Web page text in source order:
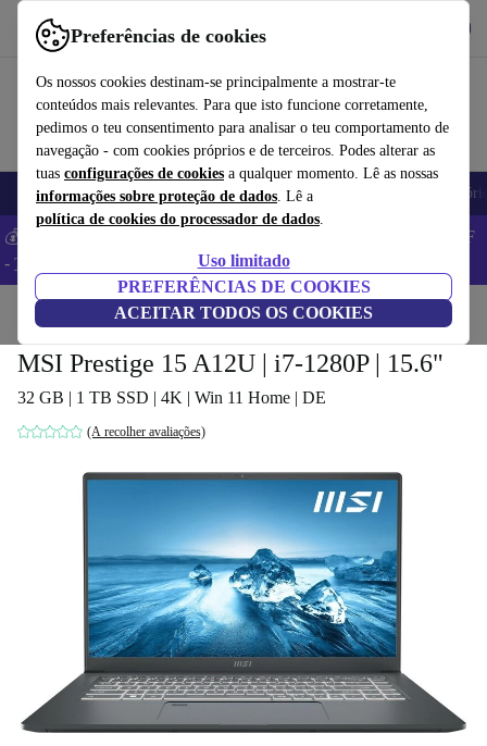
Preferências de cookies
Os nossos cookies destinam-se principalmente a mostrar-te
conteúdos mais relevantes. Para que isto funcione corretamente,
pedimos o teu consentimento para analisar o teu comportamento de
navegação - com cookies próprios e de terceiros. Podes alterar as
tuas configurações de cookies a qualquer momento. Lê as nossas
informações sobre proteção de dados. Lê a
política de cookies do processador de dados.
Uso limitado
PREFERÊNCIAS DE COOKIES
ACEITAR TODOS OS COOKIES
Use o refurbed de forma rápida e fácil
Telemóveis Computadores Portáteis Tablets
💰 Poupa MAIS -5% em MacBooks e iPads – Código: BACK5OFF
- TC
Início Computadores portáteis
MSI Prestige 15 A12U | i7-1280P | 15.6"
32 GB | 1 TB SSD | 4K | Win 11 Home | DE
(A recolher avaliações)